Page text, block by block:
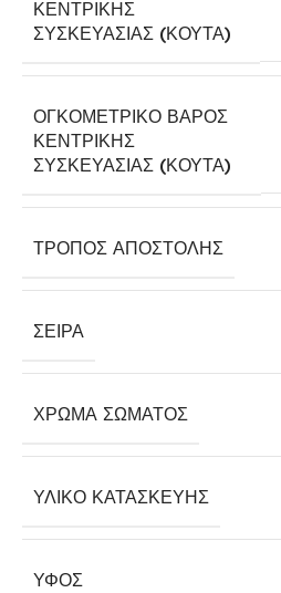
ΚΕΝΤΡΙΚΉΣ
ΣΥΣΚΕΥΑΣΊΑΣ (ΚΟΎΤΑ)
ΟΓΚΟΜΕΤΡΙΚΌ ΒΆΡΟΣ
ΚΕΝΤΡΙΚΉΣ
ΣΥΣΚΕΥΑΣΊΑΣ (ΚΟΎΤΑ)
ΤΡΌΠΟΣ ΑΠΟΣΤΟΛΉΣ
ΣΕΙΡΆ
ΧΡΏΜΑ ΣΏΜΑΤΟΣ
ΥΛΙΚΌ ΚΑΤΑΣΚΕΥΉΣ
ΎΦΟΣ